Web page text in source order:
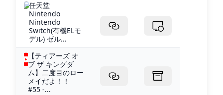
任天堂
Nintendo
Nintendo
Switch(有機ELモ
デル) ゼル...
【ティアーズ オ
ブ ザ キングダ
ム】二度目のロー
メイだよ！！
#55 -...